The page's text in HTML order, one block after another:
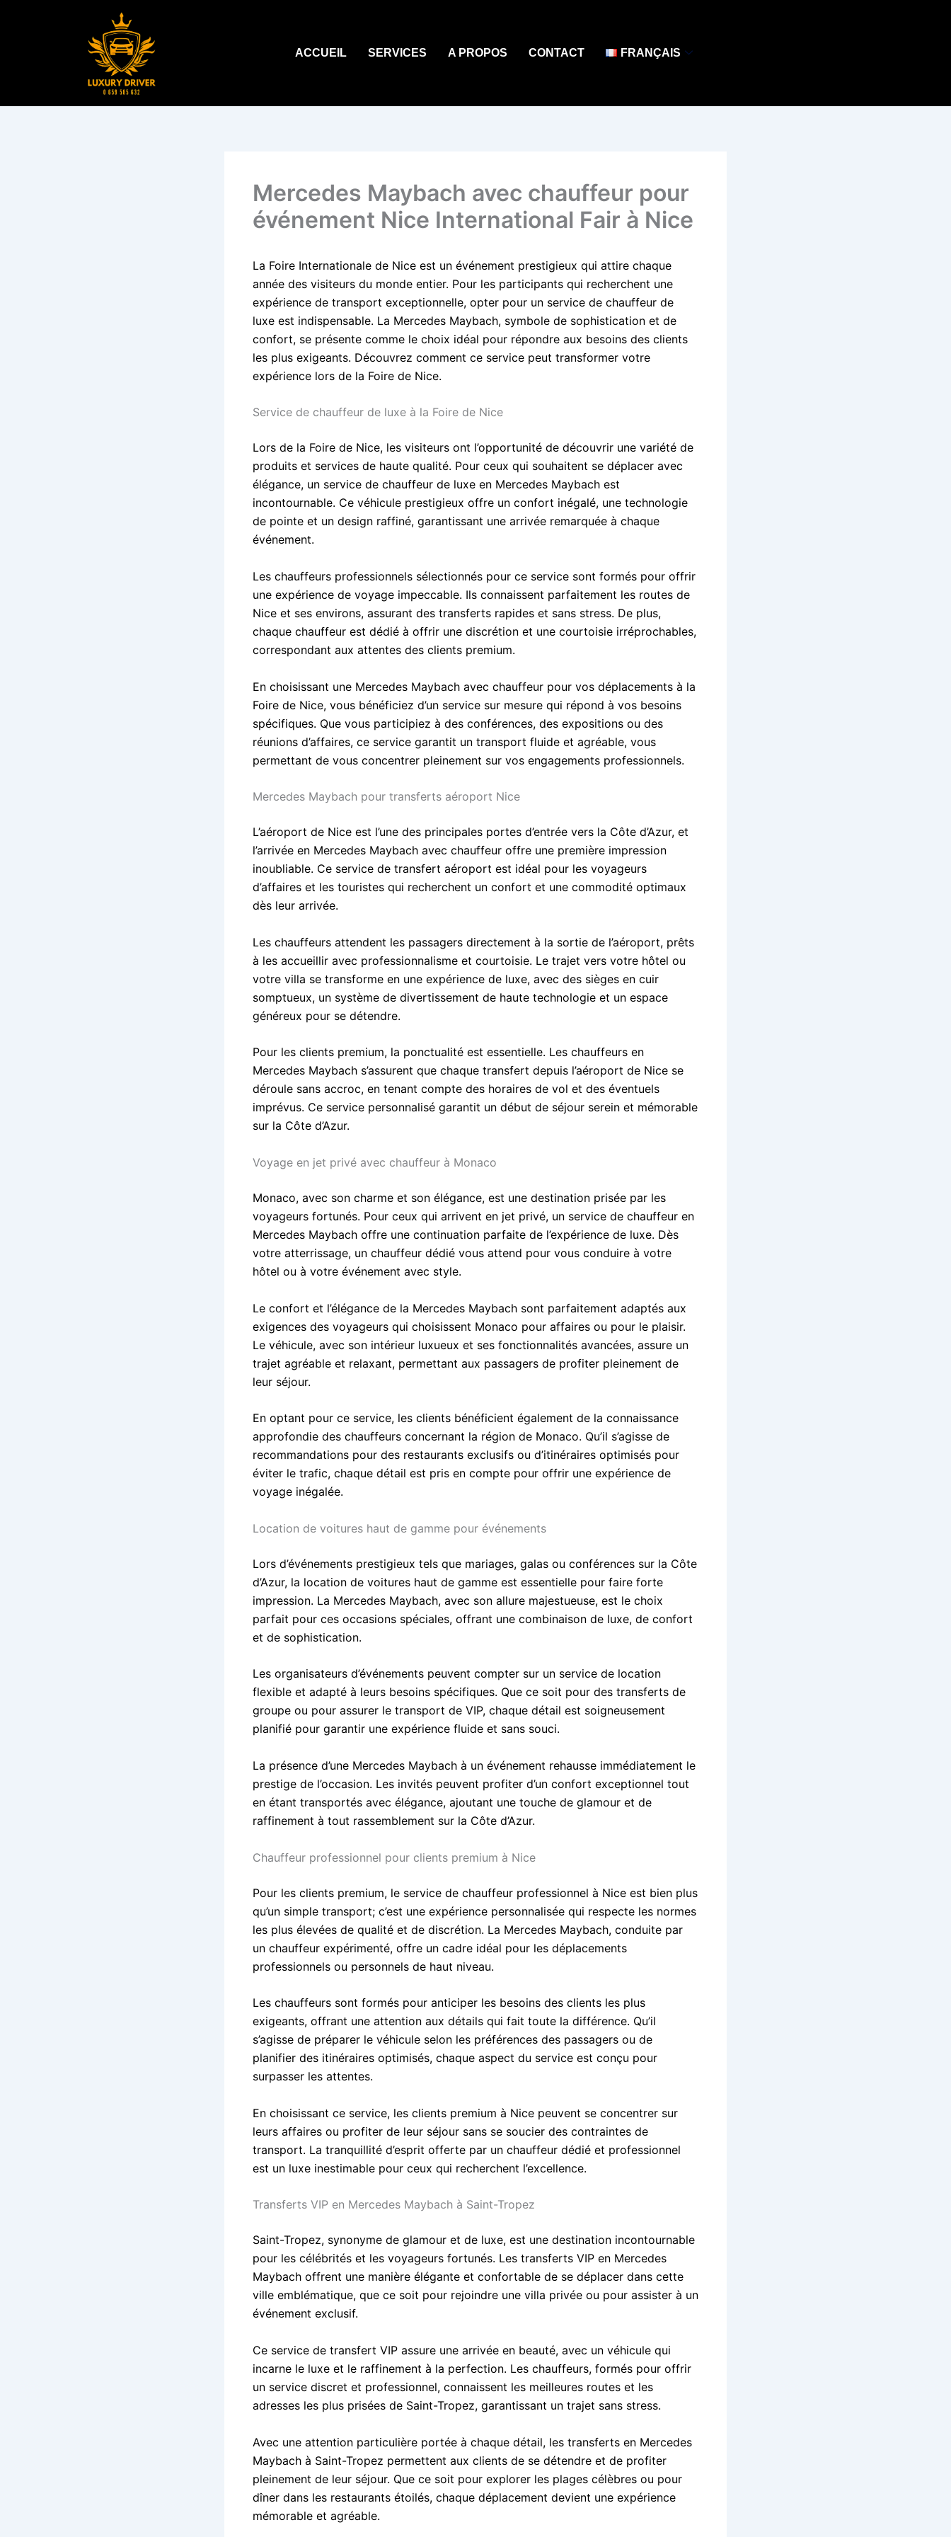
ACCUEIL SERVICES A PROPOS CONTACT FRANÇAIS
Mercedes Maybach avec chauffeur pour
événement Nice International Fair à Nice
La Foire Internationale de Nice est un événement prestigieux qui attire chaque
année des visiteurs du monde entier. Pour les participants qui recherchent une
expérience de transport exceptionnelle, opter pour un service de chauffeur de
luxe est indispensable. La Mercedes Maybach, symbole de sophistication et de
confort, se présente comme le choix idéal pour répondre aux besoins des clients
les plus exigeants. Découvrez comment ce service peut transformer votre
expérience lors de la Foire de Nice.
Service de chauffeur de luxe à la Foire de Nice
Lors de la Foire de Nice, les visiteurs ont l’opportunité de découvrir une variété de
produits et services de haute qualité. Pour ceux qui souhaitent se déplacer avec
élégance, un service de chauffeur de luxe en Mercedes Maybach est
incontournable. Ce véhicule prestigieux offre un confort inégalé, une technologie
de pointe et un design raffiné, garantissant une arrivée remarquée à chaque
événement.
Les chauffeurs professionnels sélectionnés pour ce service sont formés pour offrir
une expérience de voyage impeccable. Ils connaissent parfaitement les routes de
Nice et ses environs, assurant des transferts rapides et sans stress. De plus,
chaque chauffeur est dédié à offrir une discrétion et une courtoisie irréprochables,
correspondant aux attentes des clients premium.
En choisissant une Mercedes Maybach avec chauffeur pour vos déplacements à la
Foire de Nice, vous bénéficiez d’un service sur mesure qui répond à vos besoins
spécifiques. Que vous participiez à des conférences, des expositions ou des
réunions d’affaires, ce service garantit un transport fluide et agréable, vous
permettant de vous concentrer pleinement sur vos engagements professionnels.
Mercedes Maybach pour transferts aéroport Nice
L’aéroport de Nice est l’une des principales portes d’entrée vers la Côte d’Azur, et
l’arrivée en Mercedes Maybach avec chauffeur offre une première impression
inoubliable. Ce service de transfert aéroport est idéal pour les voyageurs
d’affaires et les touristes qui recherchent un confort et une commodité optimaux
dès leur arrivée.
Les chauffeurs attendent les passagers directement à la sortie de l’aéroport, prêts
à les accueillir avec professionnalisme et courtoisie. Le trajet vers votre hôtel ou
votre villa se transforme en une expérience de luxe, avec des sièges en cuir
somptueux, un système de divertissement de haute technologie et un espace
généreux pour se détendre.
Pour les clients premium, la ponctualité est essentielle. Les chauffeurs en
Mercedes Maybach s’assurent que chaque transfert depuis l’aéroport de Nice se
déroule sans accroc, en tenant compte des horaires de vol et des éventuels
imprévus. Ce service personnalisé garantit un début de séjour serein et mémorable
sur la Côte d’Azur.
Voyage en jet privé avec chauffeur à Monaco
Monaco, avec son charme et son élégance, est une destination prisée par les
voyageurs fortunés. Pour ceux qui arrivent en jet privé, un service de chauffeur en
Mercedes Maybach offre une continuation parfaite de l’expérience de luxe. Dès
votre atterrissage, un chauffeur dédié vous attend pour vous conduire à votre
hôtel ou à votre événement avec style.
Le confort et l’élégance de la Mercedes Maybach sont parfaitement adaptés aux
exigences des voyageurs qui choisissent Monaco pour affaires ou pour le plaisir.
Le véhicule, avec son intérieur luxueux et ses fonctionnalités avancées, assure un
trajet agréable et relaxant, permettant aux passagers de profiter pleinement de
leur séjour.
En optant pour ce service, les clients bénéficient également de la connaissance
approfondie des chauffeurs concernant la région de Monaco. Qu’il s’agisse de
recommandations pour des restaurants exclusifs ou d’itinéraires optimisés pour
éviter le trafic, chaque détail est pris en compte pour offrir une expérience de
voyage inégalée.
Location de voitures haut de gamme pour événements
Lors d’événements prestigieux tels que mariages, galas ou conférences sur la Côte
d’Azur, la location de voitures haut de gamme est essentielle pour faire forte
impression. La Mercedes Maybach, avec son allure majestueuse, est le choix
parfait pour ces occasions spéciales, offrant une combinaison de luxe, de confort
et de sophistication.
Les organisateurs d’événements peuvent compter sur un service de location
flexible et adapté à leurs besoins spécifiques. Que ce soit pour des transferts de
groupe ou pour assurer le transport de VIP, chaque détail est soigneusement
planifié pour garantir une expérience fluide et sans souci.
La présence d’une Mercedes Maybach à un événement rehausse immédiatement le
prestige de l’occasion. Les invités peuvent profiter d’un confort exceptionnel tout
en étant transportés avec élégance, ajoutant une touche de glamour et de
raffinement à tout rassemblement sur la Côte d’Azur.
Chauffeur professionnel pour clients premium à Nice
Pour les clients premium, le service de chauffeur professionnel à Nice est bien plus
qu’un simple transport; c’est une expérience personnalisée qui respecte les normes
les plus élevées de qualité et de discrétion. La Mercedes Maybach, conduite par
un chauffeur expérimenté, offre un cadre idéal pour les déplacements
professionnels ou personnels de haut niveau.
Les chauffeurs sont formés pour anticiper les besoins des clients les plus
exigeants, offrant une attention aux détails qui fait toute la différence. Qu’il
s’agisse de préparer le véhicule selon les préférences des passagers ou de
planifier des itinéraires optimisés, chaque aspect du service est conçu pour
surpasser les attentes.
En choisissant ce service, les clients premium à Nice peuvent se concentrer sur
leurs affaires ou profiter de leur séjour sans se soucier des contraintes de
transport. La tranquillité d’esprit offerte par un chauffeur dédié et professionnel
est un luxe inestimable pour ceux qui recherchent l’excellence.
Transferts VIP en Mercedes Maybach à Saint-Tropez
Saint-Tropez, synonyme de glamour et de luxe, est une destination incontournable
pour les célébrités et les voyageurs fortunés. Les transferts VIP en Mercedes
Maybach offrent une manière élégante et confortable de se déplacer dans cette
ville emblématique, que ce soit pour rejoindre une villa privée ou pour assister à un
événement exclusif.
Ce service de transfert VIP assure une arrivée en beauté, avec un véhicule qui
incarne le luxe et le raffinement à la perfection. Les chauffeurs, formés pour offrir
un service discret et professionnel, connaissent les meilleures routes et les
adresses les plus prisées de Saint-Tropez, garantissant un trajet sans stress.
Avec une attention particulière portée à chaque détail, les transferts en Mercedes
Maybach à Saint-Tropez permettent aux clients de se détendre et de profiter
pleinement de leur séjour. Que ce soit pour explorer les plages célèbres ou pour
dîner dans les restaurants étoilés, chaque déplacement devient une expérience
mémorable et agréable.